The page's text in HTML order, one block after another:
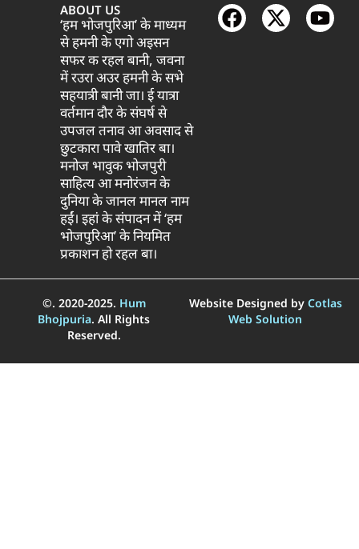
ABOUT US
‘हम भोजपुरिआ’ के माध्यम
से हमनी के एगो अइसन
सफर क रहल बानी, जवना
में रउरा अउर हमनी के सभे
सहयात्री बानी जा। ई यात्रा
वर्तमान दौर के संघर्ष से
उपजल तनाव आ अवसाद से
छुटकारा पावे खातिर बा।
मनोज भावुक भोजपुरी
साहित्य आ मनोरंजन के
दुनिया के जानल मानल नाम
हईं। इहां के संपादन में ‘हम
भोजपुरिआ’ के नियमित
प्रकाशन हो रहल बा।
©. 2020-2025. Hum
Bhojpuria. All Rights
Reserved.
Website Designed by Cotlas
Web Solution